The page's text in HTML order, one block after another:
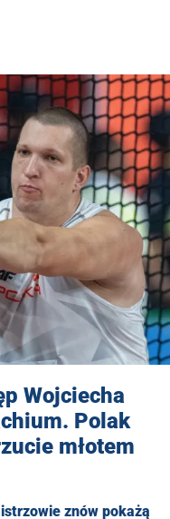
Wojciecha
Polak
młotem
znów pokażą